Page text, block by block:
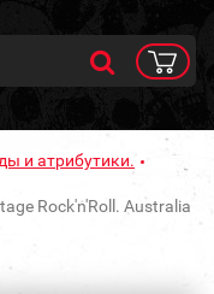
и атрибутики.
Rock'n'Roll. Australia